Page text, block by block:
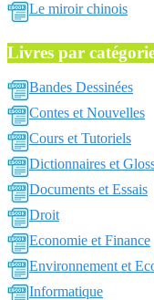
Le miroir chinois
Livres par
Bandes Dessinées
Contes et Nouvelles
Cours et Tutoriels
Dictionnaires et
Documents et Essais
Droit
Economie et Finance
Environnement et
Informatique